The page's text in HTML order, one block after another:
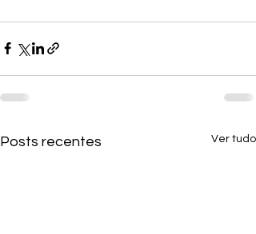
Posts recentes Ver tudo